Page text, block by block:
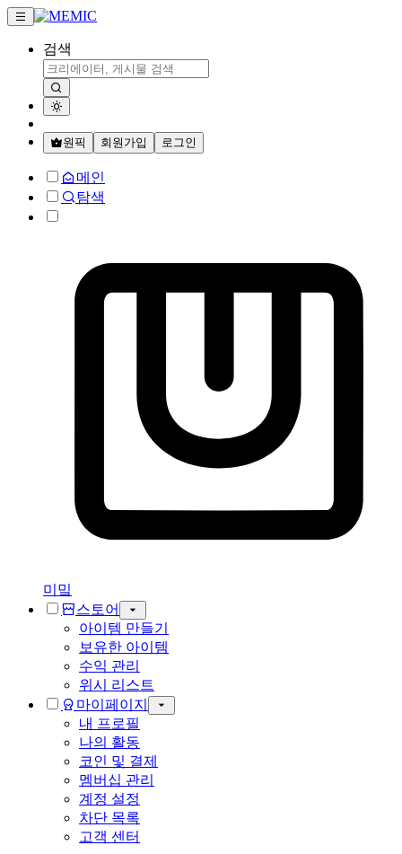
검색
원픽 회원가입 로그인
메인
탐색
미밐
스토어
아이템 만들기
보유한 아이템
수익 관리
위시 리스트
마이페이지
내 프로필
나의 활동
코인 및 결제
멤버십 관리
계정 설정
차단 목록
고객 센터